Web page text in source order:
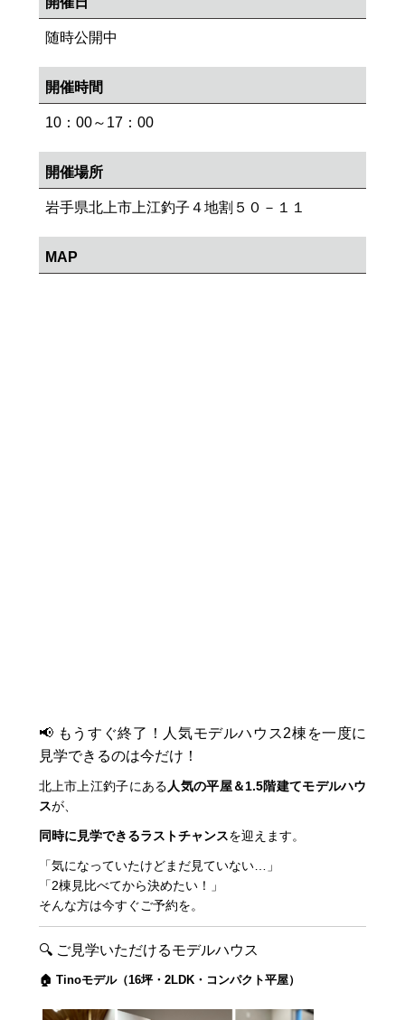
随時公開中
開催時間
10：00～17：00
開催場所
岩手県北上市上江釣子４地割５０－１１
MAP
📢 もうすぐ終了！人気モデルハウス2棟を一度に
見学できるのは今だけ！
北上市上江釣子にある人気の平屋＆1.5階建てモデルハウ
スが、
同時に見学できるラストチャンスを迎えます。
「気になっていたけどまだ見ていない…」
「2棟見比べてから決めたい！」
そんな方は今すぐご予約を。
🔍 ご見学いただけるモデルハウス
🏠 Tinoモデル（16坪・2LDK・コンパクト平屋）